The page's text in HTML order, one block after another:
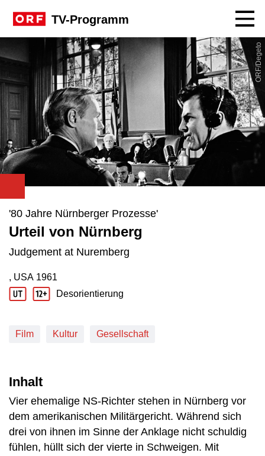
TV-Programm
ORF/Degeto
'80 Jahre Nürnberger Prozesse'
Urteil von Nürnberg
Judgement at Nuremberg
Produktionsland: USA
, USA
Produktionsjahr: 1961
1961
Jugendschutz Beschreibung: Desorientierung
Desorientierung
Film Kultur Gesellschaft
Inhalt
Vier ehemalige NS-Richter stehen in Nürnberg vor
dem amerikanischen Militärgericht. Während sich
drei von ihnen im Sinne der Anklage nicht schuldig
fühlen, hüllt sich der vierte in Schweigen. Mit